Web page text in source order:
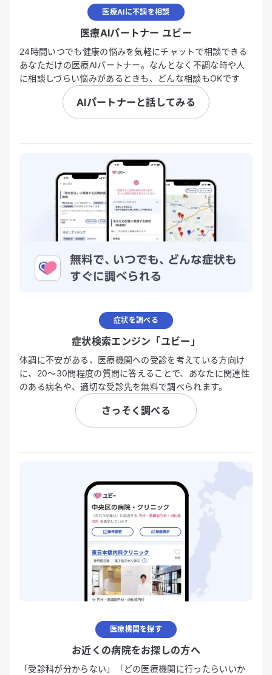
医療AIに不調を相談
医療AIパートナー ユビー
24時間いつでも健康の悩みを気軽にチャットで相談できる
あなただけの医療AIパートナー。なんとなく不調な時や人
に相談しづらい悩みがあるときも、どんな相談もOKです
AIパートナーと話してみる
症状を調べる
症状検索エンジン「ユビー」
体調に不安がある、医療機関への受診を考えている方向け
に、20〜30問程度の質問に答えることで、あなたに関連性
のある病名や、適切な受診先を無料で調べられます。
さっそく調べる
医療機関を探す
お近くの病院をお探しの方へ
「受診科が分からない」「どの医療機関に行ったらいいか